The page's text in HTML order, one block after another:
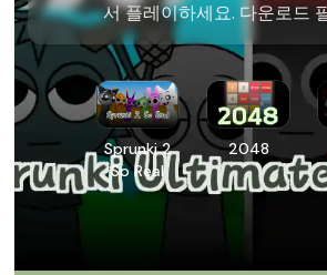
서 플레이하세요. 다운로드
Sprunki 2
So Real
2048